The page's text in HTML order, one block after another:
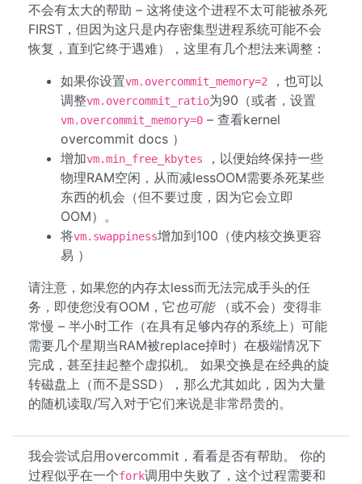
不会有太大的帮助 – 这将使这个进程不太可能被杀死
FIRST，但因为这只是内存密集型进程系统可能不会
恢复，直到它终于遇难），这里有几个想法来调整：
如果你设置vm.overcommit_memory=2
，也可以
调整vm.overcommit_ratio为90（或者，设置
vm.overcommit_memory=0 – 查看kernel
overcommit docs ）
增加vm.min_free_kbytes
，以便始终保持一些
物理RAM空闲，从而减lessOOM需要杀死某些
东西的机会（但不要过度，因为它会立即
OOM）。
将vm.swappiness增加到100（使内核交换更容
易 ）
请注意，如果您的内存太less而无法完成手头的任
务，即使您没有OOM，它 也可能（或不会）变得非
常慢 – 半小时工作（在具有足够内存的系统上）可能
需要几个星期当RAM被replace掉时）在极端情况下
完成，甚至挂起整个虚拟机。 如果交换是在经典的旋
转磁盘上（而不是SSD），那么尤其如此，因为大量
的随机读取/写入对于它们来说是非常昂贵的。
我会尝试启用overcommit，看看是否有帮助。 你的
过程似乎在一个fork调用中失败了，这个过程需要和